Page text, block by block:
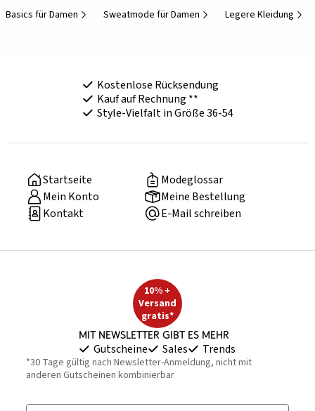
Basics für Damen Sweatmode für Damen Legere Kleidung
Kostenlose Rücksendung
Kauf auf Rechnung **
Style-Vielfalt in Größe 36-54
Startseite
Modeglossar
Mein Konto
Meine Bestellung
Kontakt
E-Mail schreiben
10% +
Versand
gratis*
Mit Newsletter gibt es mehr
Gutscheine Sales Trends
*30 Tage gültig nach Newsletter-Anmeldung, nicht mit
anderen Gutscheinen kombinierbar